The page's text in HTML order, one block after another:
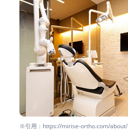
※引用：https://mirise-ortho.com/about/